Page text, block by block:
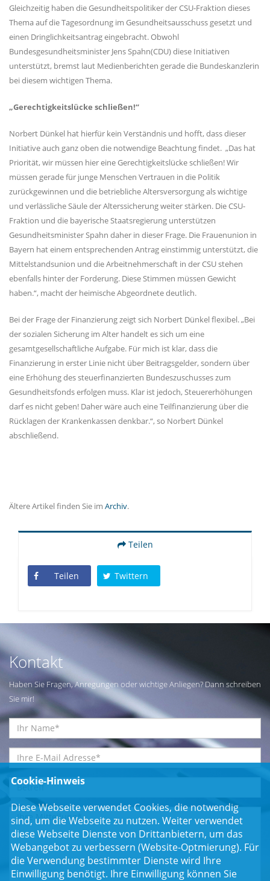
Gleichzeitig haben die Gesundheitspolitiker der CSU-Fraktion dieses
Thema auf die Tagesordnung im Gesundheitsausschuss gesetzt und
einen Dringlichkeitsantrag eingebracht. Obwohl
Bundesgesundheitsminister Jens Spahn(CDU) diese Initiativen
unterstützt, bremst laut Medienberichten gerade die Bundeskanzlerin
bei diesem wichtigen Thema.
Gerechtigkeitslücke schließen!“
Norbert Dünkel hat hierfür kein Verständnis und hofft, dass dieser
Initiative auch ganz oben die notwendige Beachtung findet. „Das hat
Priorität, wir müssen hier eine Gerechtigkeitslücke schließen! Wir
müssen gerade für junge Menschen Vertrauen in die Politik
zurückgewinnen und die betriebliche Altersversorgung als wichtige
und verlässliche Säule der Alterssicherung weiter stärken. Die CSU-
Fraktion und die bayerische Staatsregierung unterstützen
Gesundheitsminister Spahn daher in dieser Frage. Die Frauenunion in
Bayern hat einem entsprechenden Antrag einstimmig unterstützt, die
Mittelstandsunion und die Arbeitnehmerschaft in der CSU stehen
ebenfalls hinter der Forderung. Diese Stimmen müssen Gewicht
haben.“, macht der heimische Abgeordnete deutlich.
Bei der Frage der Finanzierung zeigt sich Norbert Dünkel flexibel. „Bei
der sozialen Sicherung im Alter handelt es sich um eine
gesamtgesellschaftliche Aufgabe. Für mich ist klar, dass die
Finanzierung in erster Linie nicht über Beitragsgelder, sondern über
eine Erhöhung des steuerfinanzierten Bundeszuschusses zum
Gesundheitsfonds erfolgen muss. Klar ist jedoch, Steuererhöhungen
darf es nicht geben! Daher wäre auch eine Teilfinanzierung über die
Rücklagen der Krankenkassen denkbar.“, so Norbert Dünkel
abschließend.
Ältere Artikel finden Sie im Archiv.
Teilen
Teilen Twittern
Kontakt
Haben Sie Fragen, Anregungen oder wichtige Anliegen? Dann schreiben
Sie mir!
Cookie-Hinweis
Diese Webseite verwendet Cookies, die notwendig
sind, um die Webseite zu nutzen. Weiter verwendet
diese Webseite Dienste von Drittanbietern, um das
Webangebot zu verbessern (Website-Optmierung). Für
die Verwendung bestimmter Dienste wird Ihre
Einwilligung benötigt. Ihre Einwilligung können Sie